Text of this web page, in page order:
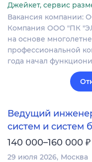
Джейкет, сервис
Вакансия
Компания ООО "ПК
на основе
профессиональной
года начал
Ведущий
систем и систем
140 000–160 000 ₽
29 июля 2026 Москва